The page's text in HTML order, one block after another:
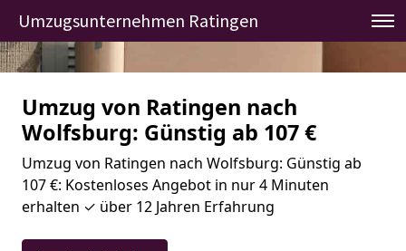
Umzugsunternehmen Ratingen
Umzug von Ratingen nach
Wolfsburg: Günstig ab 107 €
Umzug von Ratingen nach Wolfsburg: Günstig ab
107 €: Kostenloses Angebot in nur 4 Minuten
erhalten ✓ über 12 Jahren Erfahrung